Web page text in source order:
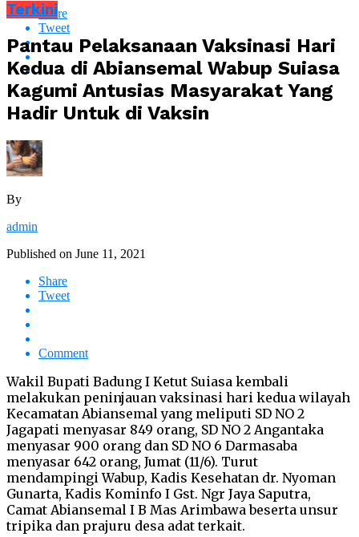
Share
Tweet
Terkini
Pantau Pelaksanaan Vaksinasi Hari
Kedua di Abiansemal Wabup Suiasa
Kagumi Antusias Masyarakat Yang
Hadir Untuk di Vaksin
By
admin
Published on June 11, 2021
Share
Tweet
Comment
Wakil Bupati Badung I Ketut Suiasa kembali
melakukan peninjauan vaksinasi hari kedua wilayah
Kecamatan Abiansemal yang meliputi SD NO 2
Jagapati menyasar 849 orang, SD NO 2 Angantaka
menyasar 900 orang dan SD NO 6 Darmasaba
menyasar 642 orang, Jumat (11/6). Turut
mendampingi Wabup, Kadis Kesehatan dr. Nyoman
Gunarta, Kadis Kominfo I Gst. Ngr Jaya Saputra,
Camat Abiansemal I B Mas Arimbawa beserta unsur
tripika dan prajuru desa adat terkait.